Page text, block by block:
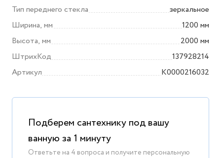
Тип переднего стекла
зеркальное
Ширина, мм
1200 мм
Высота, мм
2000 мм
ШтрихКод
137928214
Артикул
K0000216032
Подберем сантехнику под вашу
ванную за 1 минуту
Ответьте на 4 вопроса и получите персональную